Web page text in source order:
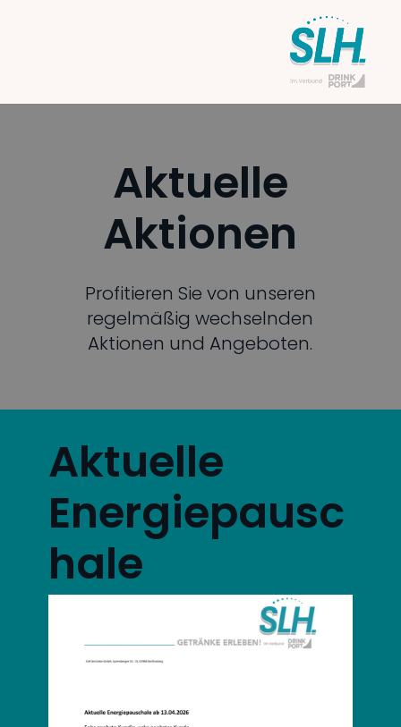
Aktuelle
Aktionen
Profitieren Sie von unseren
regelmäßig wechselnden
Aktionen und Angeboten.
Aktuelle
Energiepausc
hale